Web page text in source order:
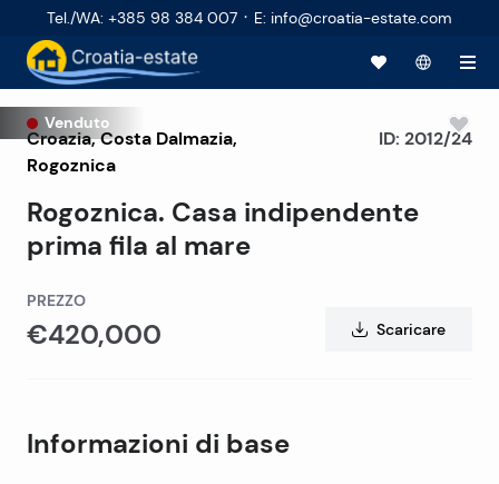
Tel./WA: +385 98 384 007 · E: info@croatia-estate.com
Venduto
Croazia,Costa Dalmazia,
Rogoznica
Rogoznica. Casa indipendente
prima fila al mare
ID: 2012/24
PREZZO
€420,000 Scaricare
Informazioni di base